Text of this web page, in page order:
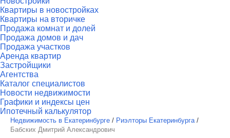
Квартиры в новостройках
Квартиры на вторичке
Продажа комнат и долей
Продажа домов и дач
Продажа участков
Аренда квартир
Застройщики
Агентства
Каталог специалистов
Новости недвижимости
Графики и индексы цен
Ипотечный калькулятор
Недвижимость в Екатеринбурге / Риэлторы Екатеринбурга /
Бабских Дмитрий Александрович